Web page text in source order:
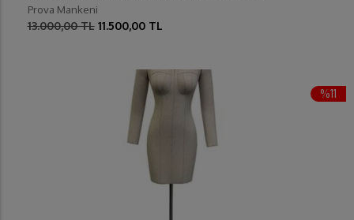
Prova Mankeni
13.000,00 TL 11.500,00 TL
%11